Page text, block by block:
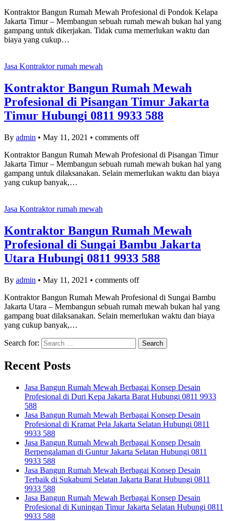
Kontraktor Bangun Rumah Mewah Profesional di Pondok Kelapa
Jakarta Timur – Membangun sebuah rumah mewah bukan hal yang
gampang untuk dikerjakan. Tidak cuma memerlukan waktu dan
biaya yang cukup…
Jasa Kontraktor rumah mewah
Kontraktor Bangun Rumah Mewah
Profesional di Pisangan Timur Jakarta
Timur Hubungi 0811 9933 588
By admin • May 11, 2021 • comments off
Kontraktor Bangun Rumah Mewah Profesional di Pisangan Timur
Jakarta Timur – Membangun sebuah rumah mewah bukan hal yang
gampang untuk dilaksanakan. Selain memerlukan waktu dan biaya
yang cukup banyak,…
Jasa Kontraktor rumah mewah
Kontraktor Bangun Rumah Mewah
Profesional di Sungai Bambu Jakarta
Utara Hubungi 0811 9933 588
By admin • May 11, 2021 • comments off
Kontraktor Bangun Rumah Mewah Profesional di Sungai Bambu
Jakarta Utara – Membangun sebuah rumah mewah bukan hal yang
gampang buat dilaksanakan. Selain memerlukan waktu dan biaya
yang cukup banyak,…
Search for:
Recent Posts
Jasa Bangun Rumah Mewah Berbagai Konsep Desain
Profesional di Duri Kepa Jakarta Barat Hubungi 0811 9933
588
Jasa Bangun Rumah Mewah Berbagai Konsep Desain
Profesional di Kramat Pela Jakarta Selatan Hubungi 0811
9933 588
Jasa Bangun Rumah Mewah Berbagai Konsep Desain
Berpengalaman di Guntur Jakarta Selatan Hubungi 0811
9933 588
Jasa Bangun Rumah Mewah Berbagai Konsep Desain
Terbaik di Sukabumi Selatan Jakarta Barat Hubungi 0811
9933 588
Jasa Bangun Rumah Mewah Berbagai Konsep Desain
Profesional di Kuningan Timur Jakarta Selatan Hubungi 0811
9933 588